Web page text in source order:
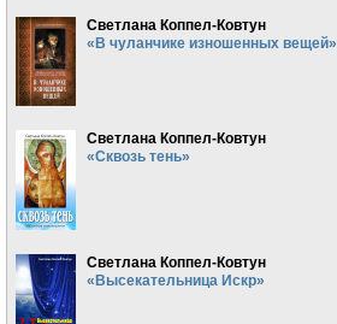
Светлана Коппел-Ковтун
«В чуланчике изношенных вещей»
Светлана Коппел-Ковтун
«Сквозь тень»
Светлана Коппел-Ковтун
«Высекательница Искр»